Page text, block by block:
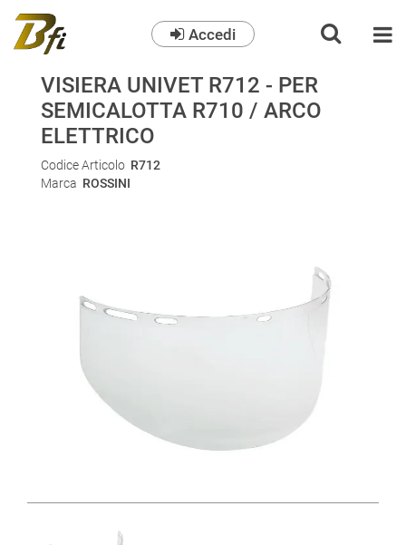
Accedi
VISIERA UNIVET R712 - PER
SEMICALOTTA R710 / ARCO
ELETTRICO
Codice Articolo R712
Marca ROSSINI